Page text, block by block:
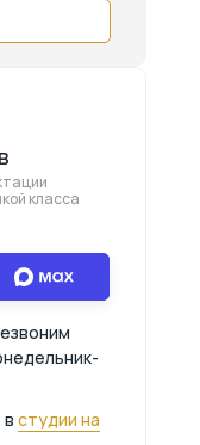
класса
студии на